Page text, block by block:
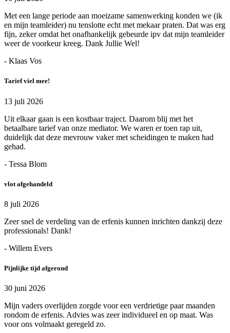
Met een lange periode aan moeizame samenwerking konden we (ik
en mijn teamleider) nu tenslotte echt met mekaar praten. Dat was erg
fijn, zeker omdat het onafhankelijk gebeurde ipv dat mijn teamleider
weer de voorkeur kreeg. Dank Jullie Wel!
- Klaas Vos
Tarief viel mee!
13 juli 2026
Uit elkaar gaan is een kostbaar traject. Daarom blij met het
betaalbare tarief van onze mediator. We waren er toen rap uit,
duidelijk dat deze mevrouw vaker met scheidingen te maken had
gehad.
- Tessa Blom
vlot afgehandeld
8 juli 2026
Zeer snel de verdeling van de erfenis kunnen inrichten dankzij deze
professionals! Dank!
- Willem Evers
Pijnlijke tijd afgerond
30 juni 2026
Mijn vaders overlijden zorgde voor een verdrietige paar maanden
rondom de erfenis. Advies was zeer individueel en op maat. Was
voor ons volmaakt geregeld zo.